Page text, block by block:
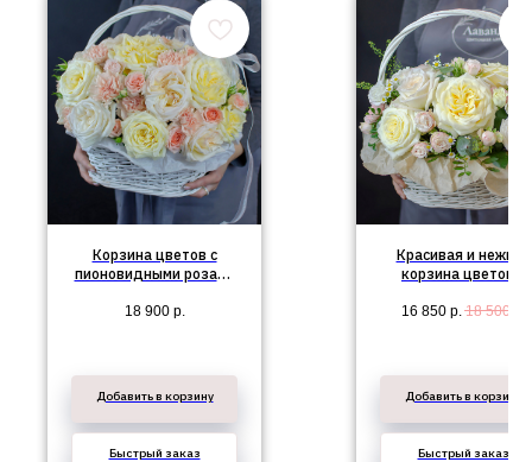
Корзина цветов с
пионовидными розами
18 900 р.
Добавить в корзину
Быстрый заказ
Красивая и нежная
корзина цветов с
№23
16 850 р. 18 500
Добавить в корзину
Быстрый заказ